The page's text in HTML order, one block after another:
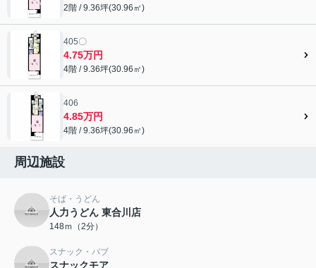
2階 / 9.36坪(30.96㎡)
405〇
4.75万円
4階 / 9.36坪(30.96㎡)
406
4.85万円
4階 / 9.36坪(30.96㎡)
周辺施設
そば・うどん
人力うどん 東合川店
148ｍ（2分）
スナック・パブ
スナックモア